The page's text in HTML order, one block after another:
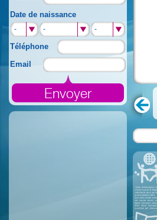
Date de naissance
- - -
Téléphone
Email